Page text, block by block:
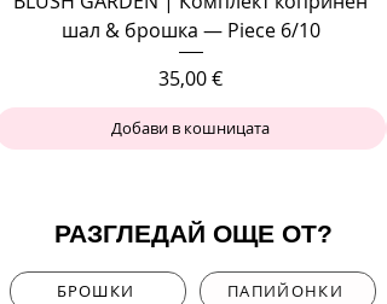
шал & брошка — Piece 6/10
Цена
35,00 €
Добави в кошницата
РАЗГЛЕДАЙ ОЩЕ ОТ?
БРОШКИ ПАПИЙОНКИ